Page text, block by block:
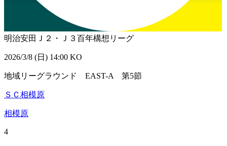
明治安田Ｊ２・Ｊ３百年構想リーグ
2026/3/8 (日) 14:00 KO
地域リーグラウンド EAST-A 第5節
ＳＣ相模原
相模原
4